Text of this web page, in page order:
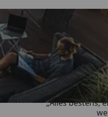
„Alles bestens,